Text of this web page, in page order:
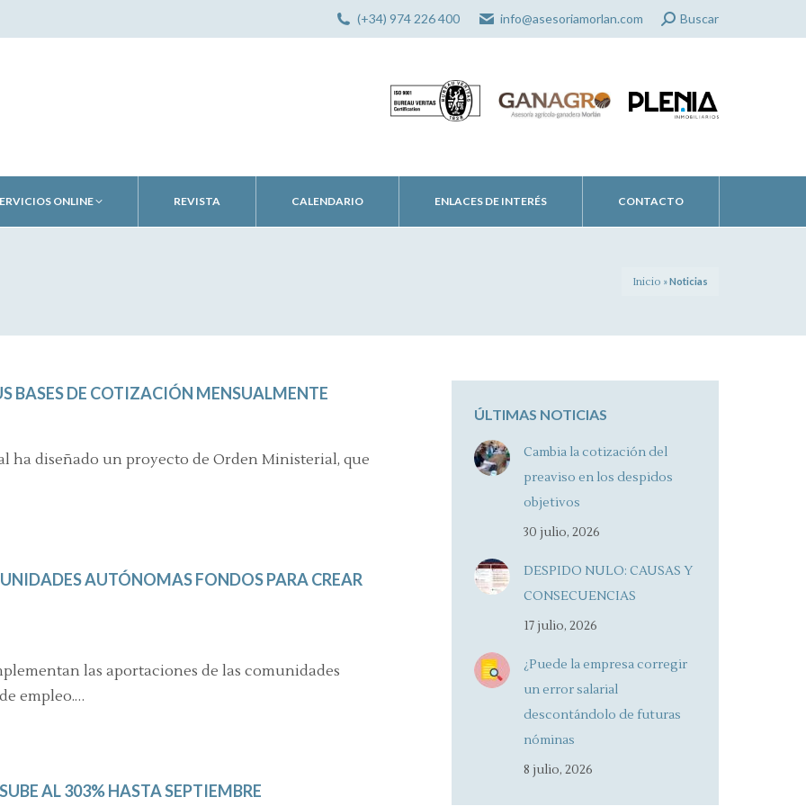
(+34) 974 226 400 info@asesoriamorlan.com Search:
Buscar
ONLINE REVISTA CALENDARIO ENLACES DE INTERÉS CONTACTO
Inicio »Noticias
BASES DE COTIZACIÓN MENSUALMENTE
ha diseñado un proyecto de Orden Ministerial, que
AUTÓNOMAS FONDOS PARA CREAR
las aportaciones de las comunidades
empleo.…
AL 303% HASTA SEPTIEMBRE
ÚLTIMAS NOTICIAS
Cambia la cotización del
preaviso en los despidos
objetivos
30 julio, 2026
DESPIDO NULO: CAUSAS Y
CONSECUENCIAS
17 julio, 2026
¿Puede la empresa corregir
un error salarial
descontándolo de futuras
nóminas
8 julio, 2026